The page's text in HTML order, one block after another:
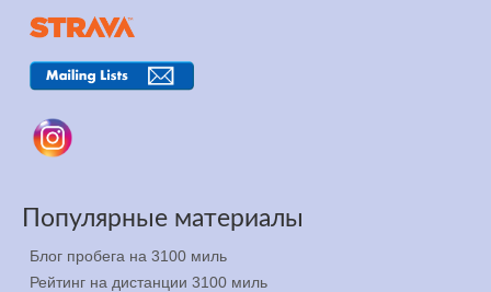
Популярные материалы
Блог пробега на 3100 миль
Рейтинг на дистанции 3100 миль